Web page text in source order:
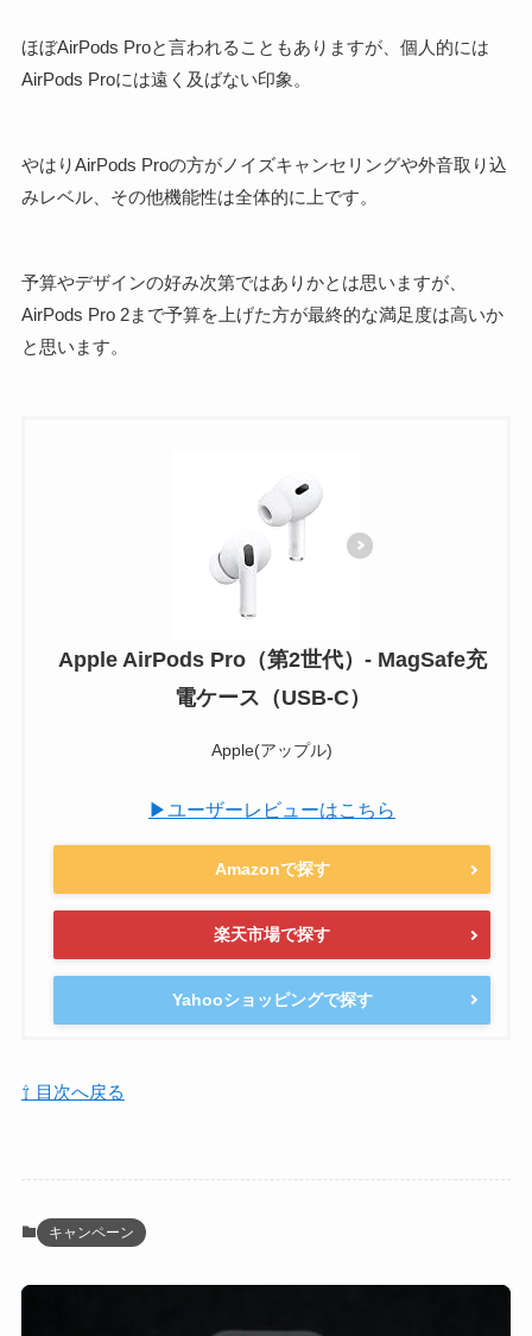
ほぼAirPods Proと言われることもありますが、個人的には
AirPods Proには遠く及ばない印象。
やはりAirPods Proの方がノイズキャンセリングや外音取り込
みレベル、その他機能性は全体的に上です。
予算やデザインの好み次第ではありかとは思いますが、
AirPods Pro 2まで予算を上げた方が最終的な満足度は高いか
と思います。
Apple AirPods Pro（第2世代）​​​​​​​- MagSafe充
電ケース（USB-C）
Apple(アップル)
▶ユーザーレビューはこちら
Amazonで探す
楽天市場で探す
Yahooショッピングで探す
⇧ 目次へ戻る
キャンペーン